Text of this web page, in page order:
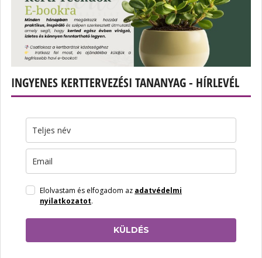
INGYENES KERTTERVEZÉSI TANANYAG - HÍRLEVÉL
Elolvastam és elfogadom az adatvédelmi
nyilatkozatot.
KÜLDÉS